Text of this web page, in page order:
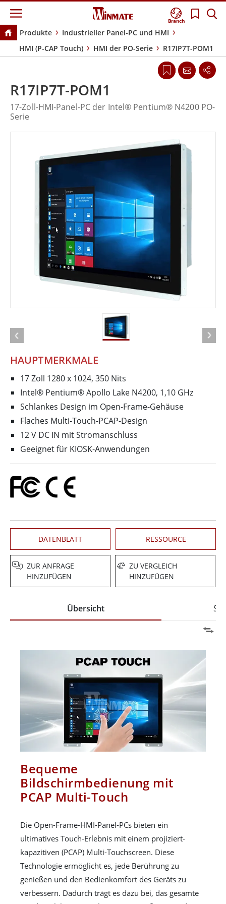
Branch
Produkte
Industrieller Panel-PC und HMI
HMI (P-CAP Touch)
HMI der PO-Serie R17IP7T-POM1
HAUPTMERKMALE
17 Zoll 1280 x 1024, 350 Nits
Intel® Pentium® Apollo Lake N4200, 1,10 GHz
Schlankes Design im Open-Frame-Gehäuse
Flaches Multi-Touch-PCAP-Design
12 V DC IN mit Stromanschluss
Geeignet für KIOSK-Anwendungen
DATENBLATT RESSOURCE
ZUR ANFRAGE
HINZUFÜGEN
ZU VERGLEICH
HINZUFÜGEN
R17IP7T-POM1
17-Zoll-HMI-Panel-PC der Intel® Pentium® N4200 PO-
Serie
Übersicht
Bequeme
Bildschirmbedienung mit
PCAP Multi-Touch
Die Open-Frame-HMI-Panel-PCs bieten ein
ultimatives Touch-Erlebnis mit einem projiziert-
kapazitiven (PCAP) Multi-Touchscreen. Diese
Technologie ermöglicht es, jede Berührung zu
genießen und den Bedienkomfort des Geräts zu
verbessern. Dadurch trägt es dazu bei, das gesamte